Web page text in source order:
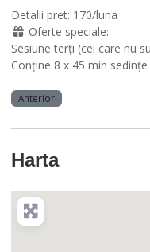
Detalii pret: 170/luna
Oferte speciale:
Sesiune terți (cei care nu
Conține 8 x 45 min
Anterior
Harta